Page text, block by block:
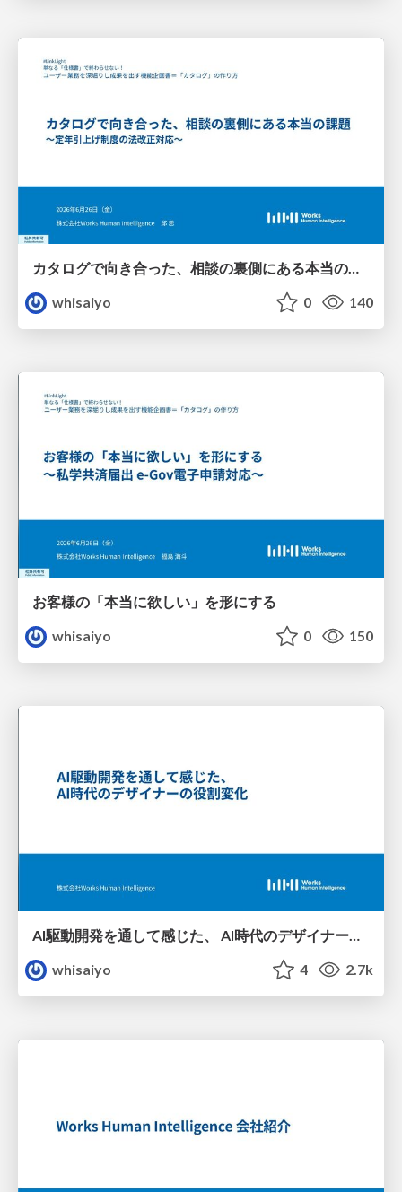
whisaiyo
0 140
お客様の「本当に欲しい」を形にする
whisaiyo
0 150
AI駆動開発を通して感じた、 AI時代のデザイナーの役割変化
whisaiyo
4 2.7k